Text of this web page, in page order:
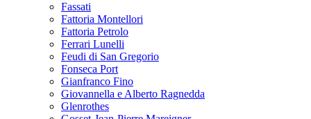
Fassati
Fattoria Montellori
Fattoria Petrolo
Ferrari Lunelli
Feudi di San Gregorio
Fonseca Port
Gianfranco Fino
Giovannella e Alberto Ragnedda
Glenrothes